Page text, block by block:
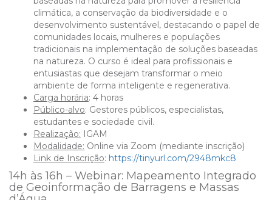
climática, a conservação da biodiversidade e o
desenvolvimento sustentável, destacando o papel de
comunidades locais, mulheres e populações
tradicionais na implementação de soluções baseadas
na natureza. O curso é ideal para profissionais e
entusiastas que desejam transformar o meio
ambiente de forma inteligente e regenerativa.
Carga horária: 4 horas
Público-alvo: Gestores públicos, especialistas,
estudantes e sociedade civil.
Realização: IGAM
Modalidade: Online via Zoom (mediante inscrição)
Link de Inscrição: https://tinyurl.com/2948mkc8
14h às 16h – Webinar: Mapeamento Integrado
de Geoinformação de Barragens e Massas